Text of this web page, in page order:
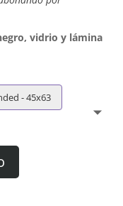
vidrio y lámina
- 45x63